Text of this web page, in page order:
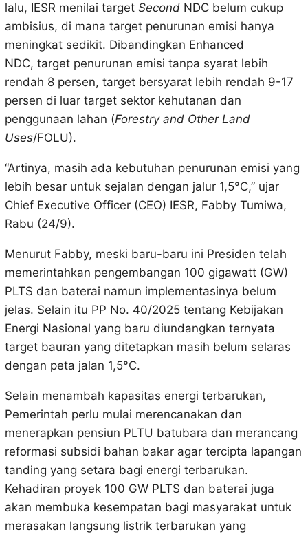
lalu, IESR menilai target SecondNDC belum cukup
ambisius, di mana target penurunan emisi hanya
meningkat sedikit. Dibandingkan Enhanced
NDC, target penurunan emisi tanpa syarat lebih
rendah 8 persen, target bersyarat lebih rendah 9-17
persen di luar target sektor kehutanan dan
penggunaan lahan (Forestry and Other Land
Uses/FOLU).
“Artinya, masih ada kebutuhan penurunan emisi yang
lebih besar untuk sejalan dengan jalur 1,5°C,” ujar
Chief Executive Officer (CEO) IESR, Fabby Tumiwa,
Rabu (24/9).
Menurut Fabby, meski baru-baru ini Presiden telah
memerintahkan pengembangan 100 gigawatt (GW)
PLTS dan baterai namun implementasinya belum
jelas. Selain itu PP No. 40/2025 tentang Kebijakan
Energi Nasional yang baru diundangkan ternyata
target bauran yang ditetapkan masih belum selaras
dengan peta jalan 1,5°C.
Selain menambah kapasitas energi terbarukan,
Pemerintah perlu mulai merencanakan dan
menerapkan pensiun PLTU batubara dan merancang
reformasi subsidi bahan bakar agar tercipta lapangan
tanding yang setara bagi energi terbarukan.
Kehadiran proyek 100 GW PLTS dan baterai juga
akan membuka kesempatan bagi masyarakat untuk
merasakan langsung listrik terbarukan yang